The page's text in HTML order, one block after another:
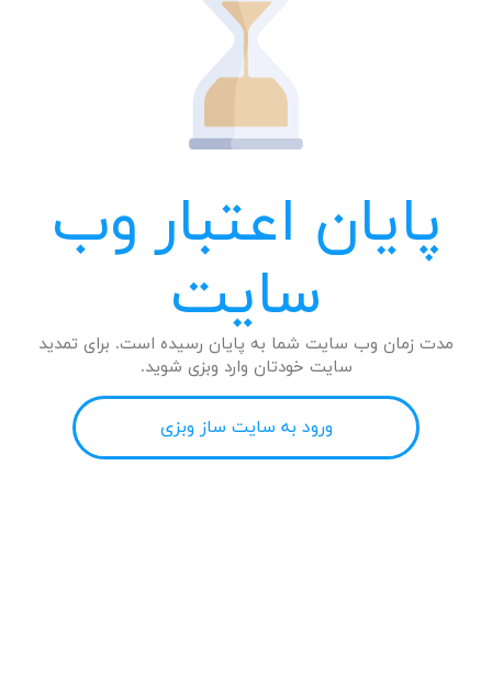
پایان اعتبار وب
سایت
مدت زمان وب سایت شما به پایان رسیده است. برای تمدید
سایت خودتان وارد وبزی شوید.
ورود به سایت ساز وبزی